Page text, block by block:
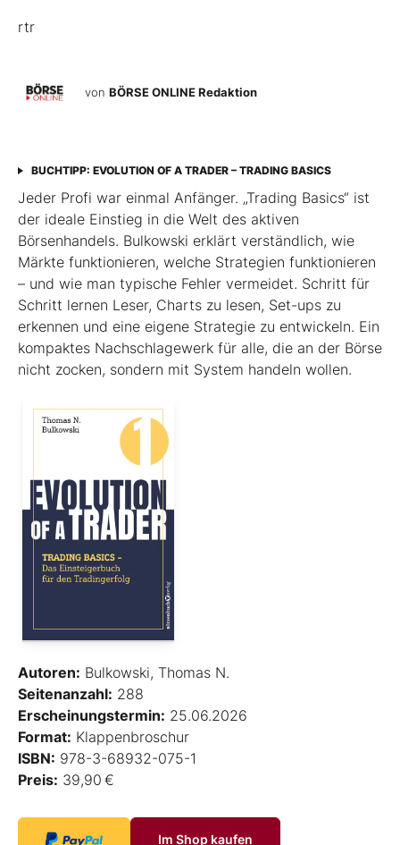
rtr
von BÖRSE ONLINE Redaktion
BUCHTIPP: EVOLUTION OF A TRADER – TRADING BASICS
Jeder Profi war einmal Anfänger. „Trading Basics“ ist
der ideale Einstieg in die Welt des aktiven
Börsenhandels. Bulkowski erklärt verständlich, wie
Märkte funktionieren, welche Strategien funktionieren
– und wie man typische Fehler vermeidet. Schritt für
Schritt lernen Leser, Charts zu lesen, Set-ups zu
erkennen und eine eigene Strategie zu entwickeln. Ein
kompaktes Nachschlagewerk für alle, die an der Börse
nicht zocken, sondern mit System handeln wollen.
Autoren: Bulkowski, Thomas N.
Seitenanzahl: 288
Erscheinungstermin: 25.06.2026
Format: Klappenbroschur
ISBN: 978-3-68932-075-1
Preis: 39,90 €
Im Shop kaufen